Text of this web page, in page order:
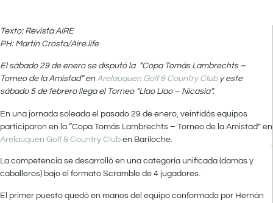
Texto: Revista AIRE
PH: Martín Crosta/Aire.life
El sábado 29 de enero se disputó la “Copa Tomás Lambrechts –
Torneo de la Amistad” enArelauquen Golf & Country Cluby este
sábado 5 de febrero llega el Torneo “Llao Llao – Nicasia”.
En una jornada soleada el pasado 29 de enero, veintidós equipos
participaron en la “Copa Tomás Lambrechts – Torneo de la Amistad” en
Arelauquen Golf & Country Club en Bariloche.
La competencia se desarrolló en una categoría unificada (damas y
caballeros) bajo el formato Scramble de 4 jugadores.
El primer puesto quedó en manos del equipo conformado por Hernán